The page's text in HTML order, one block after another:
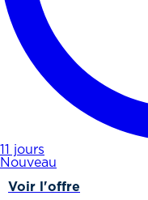
11 jours
Nouveau
Voir l'offre